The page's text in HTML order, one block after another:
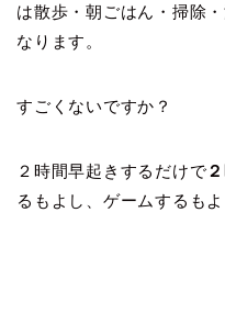
は散歩・朝ごはん・掃除
なります。
すごくないですか？
２時間早起きするだけで
るもよし、ゲームするも